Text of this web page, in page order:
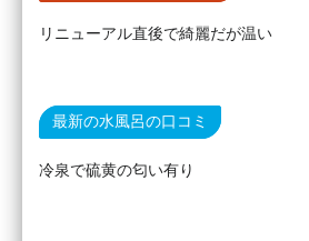
リニューアル直後で綺麗だが温い
最新の水風呂の口コミ
冷泉で硫黄の匂い有り